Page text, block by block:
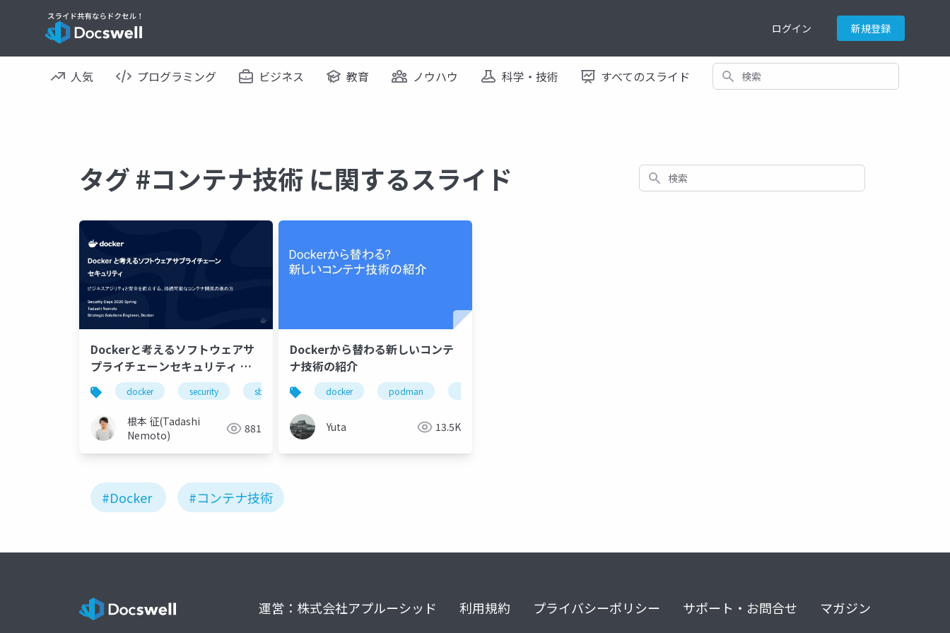
ログイン 新規登録
人気 プログラミング ビジネス 教育 ノウハウ 科学・技術 すべてのスライド 検索
タグ #コンテナ技術 に関するスライド 検索
Dockerと考えるソフトウェアサ
プライチェーンセキュリティ 〜
ビジネスアジリティと安全を両立
する、持続可能なコンテナ開発の
進め方〜
docker security sbom コンテナ コンテナセキュリティ
根本 征(Tadashi
Nemoto)
881
Dockerから替わる新しいコンテ
ナ技術の紹介
docker podman コンテナ
Yuta 13.5K
#Docker #コンテナ技術
運営：株式会社アプルーシッド 利用規約 プライバシーポリシー サポート・お問合せ マガジン